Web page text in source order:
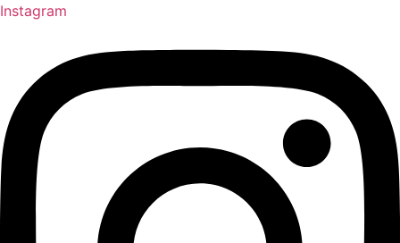
Instagram